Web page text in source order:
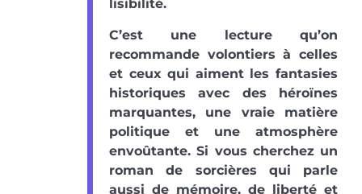
lisibilité.
C’est une lecture qu’on
recommande volontiers à celles
et ceux qui aiment les fantasies
historiques avec des héroïnes
marquantes, une vraie matière
politique et une atmosphère
envoûtante. Si vous cherchez un
roman de sorcières qui parle
aussi de mémoire, de liberté et